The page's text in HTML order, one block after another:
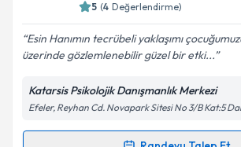
Kişisel verilerimin işlenmesine
Metni'ni okudum ve kişisel
kapsamda işlenmesini kabul
5 (4 Değerlendirme)
Esin Hanımın tecrübeli yaklaşımı
üzerinde gözlemlenebilir güzel bir etki...
Katarsis Psikolojik Danışmanlık Merkezi
Efeler, Reyhan Cd. Novapark Sitesi No 3/B Kat:5